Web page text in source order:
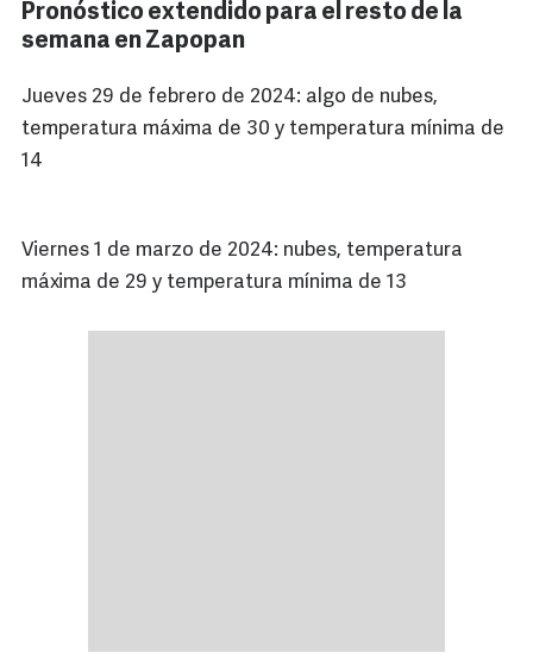
Pronóstico extendido para el resto de la
semana en Zapopan
Jueves 29 de febrero de 2024: algo de nubes,
temperatura máxima de 30 y temperatura mínima de
14
Viernes 1 de marzo de 2024: nubes, temperatura
máxima de 29 y temperatura mínima de 13